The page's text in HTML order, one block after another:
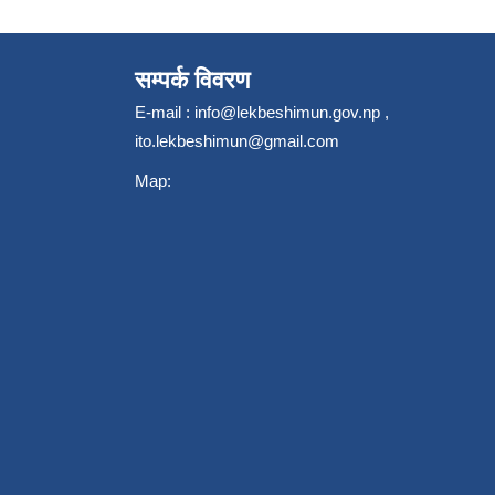
सम्पर्क विवरण
E-mail : info@lekbeshimun.gov.np ,
ito.lekbeshimun@gmail.com
Map: